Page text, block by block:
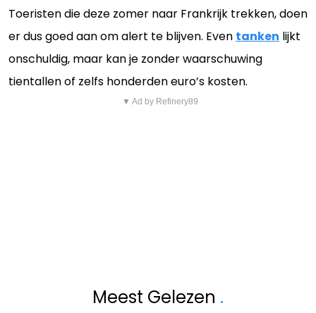
Toeristen die deze zomer naar Frankrijk trekken, doen
er dus goed aan om alert te blijven. Even tanken lijkt
onschuldig, maar kan je zonder waarschuwing
tientallen of zelfs honderden euro’s kosten.
▼ Ad by Refinery89
Meest Gelezen .